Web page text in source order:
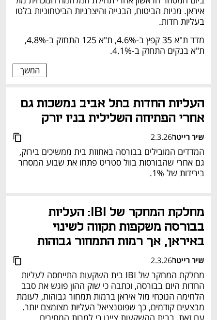
בעליות חדות.
ת"א בנקים התחזק ב-4.1%.
המשך
אחרי הפתיחה השלילית בניו יורק
שיר רייטר2.3.26
גם אחרי שהבורסות בוול סטריט פתחו את שבוע המסחר
בירידות של 1%.
מחלקת המחקר של IBI: העליות
בבורסה משקפות תקווה לשינוי
באיראן, אך רמות התמחור גבוהות
שיר רייטר2.3.26
מחלקת המחקר של IBI בית השקעות התייחסה לעליות
החדות היום בבורסה, וכתבה כי שוק ההון פוגש את סבב
הלחימה הנוכחי מול איראן ברמות תמחור גבוהות, לעומת